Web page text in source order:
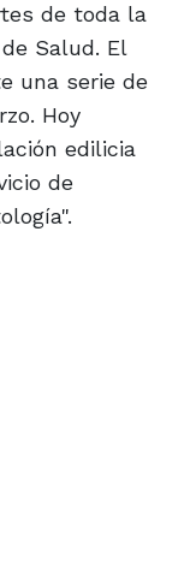
de toda la
Salud. El
una serie de
Hoy
edilicia
de